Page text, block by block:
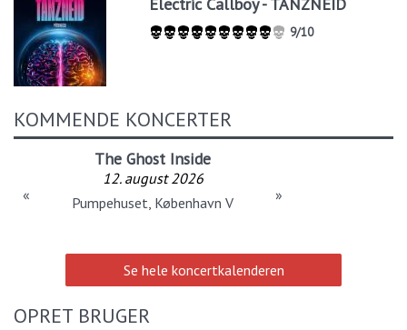
9/10
KOMMENDE KONCERTER
The Ghost Inside
12. august 2026
Pumpehuset, København V
« »
Se hele koncertkalenderen
OPRET BRUGER